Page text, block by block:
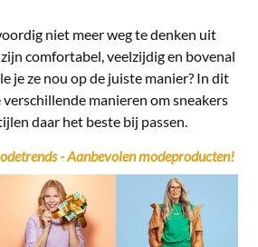
niet meer weg te denken uit
comfortabel, veelzijdig en bovenal
je ze nou op de juiste manier? In dit
manieren om sneakers
daar het beste bij passen.
- Aanbevolen modeproducten!